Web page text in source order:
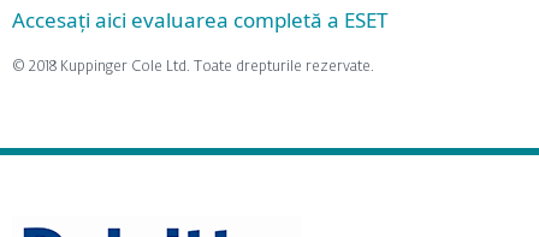
Accesați aici evaluarea completă a ESET
© 2018 Kuppinger Cole Ltd. Toate drepturile rezervate.